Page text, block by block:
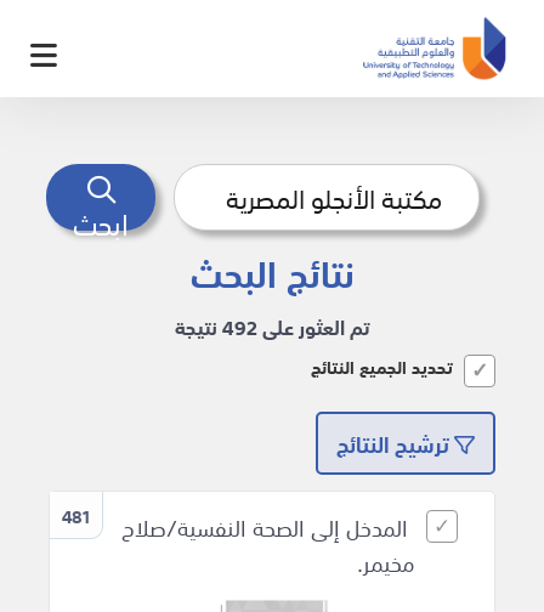
ابحث
نتائج البحث
تم العثور على 492 نتيجة
تحديد الجميع النتائج
ترشيح النتائج
481
المدخل إلى الصحة النفسية/صلاح
مخيمر.